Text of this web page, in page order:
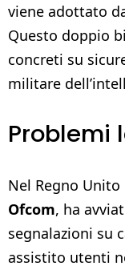
viene adottato
Questo doppio
concreti su
militare
Problemi
Nel Regno
Ofcom, ha
segnalazioni su
assistito utenti